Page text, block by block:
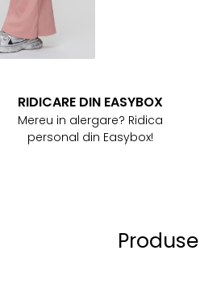
RIDICARE DIN EASYBOX
Mereu in alergare? Ridica
personal din Easybox!